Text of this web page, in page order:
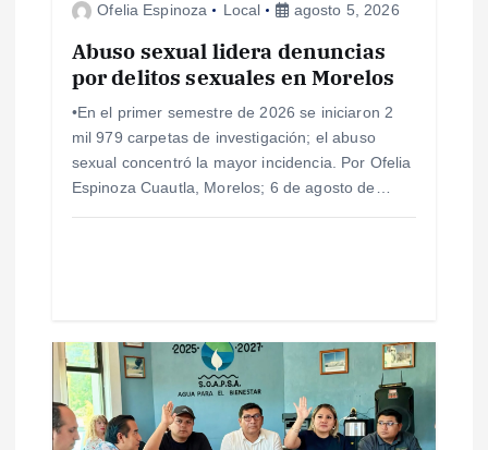
a
s
Ofelia Espinoza Local agosto 5, 2026
Abuso sexual lidera denuncias
por delitos sexuales en Morelos
•En el primer semestre de 2026 se iniciaron 2
mil 979 carpetas de investigación; el abuso
sexual concentró la mayor incidencia. Por Ofelia
Espinoza Cuautla, Morelos; 6 de agosto de…